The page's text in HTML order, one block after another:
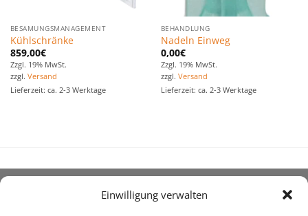
Einwilligung verwalten
BESAMUNGSMANAGEMENT
Kühlschränke
859,00€
Zzgl. 19% MwSt.
zzgl. Versand
Lieferzeit: ca. 2-3 Werktage
BEHANDLUNG
Nadeln Einweg
0,00€
Zzgl. 19% MwSt.
zzgl. Versand
Lieferzeit: ca. 2-3 Werktage